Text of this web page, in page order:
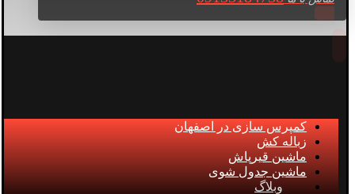
کمپرس سازی در اصفهان
زباله کش
ماشین قیرپاش
ماشین جدول شوی
وبلاگ